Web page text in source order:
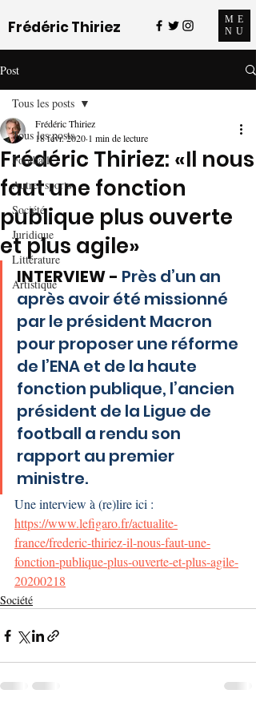
Frédéric Thiriez
ME
NU
Post
Tous les posts
Football
Autres sports
Société
Juridique
Littérature
Artistique
Tous les posts
Frédéric Thiriez: «Il nous
faut une fonction
publique plus ouverte
et plus agile»
Frédéric Thiriez
18 févr. 2020 1 min de lecture
INTERVIEW - Près d’un an
après avoir été missionné
par le président Macron
pour proposer une réforme
de l’ENA et de la haute
fonction publique, l’ancien
président de la Ligue de
football a rendu son
rapport au premier
ministre.
Une interview à (re)lire ici :
https://www.lefigaro.fr/actualite-
france/frederic-thiriez-il-nous-faut-une-
fonction-publique-plus-ouverte-et-plus-agile-
20200218
Société